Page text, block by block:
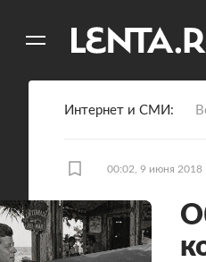
Интернет и СМИ
00:02, 9 июня 2018